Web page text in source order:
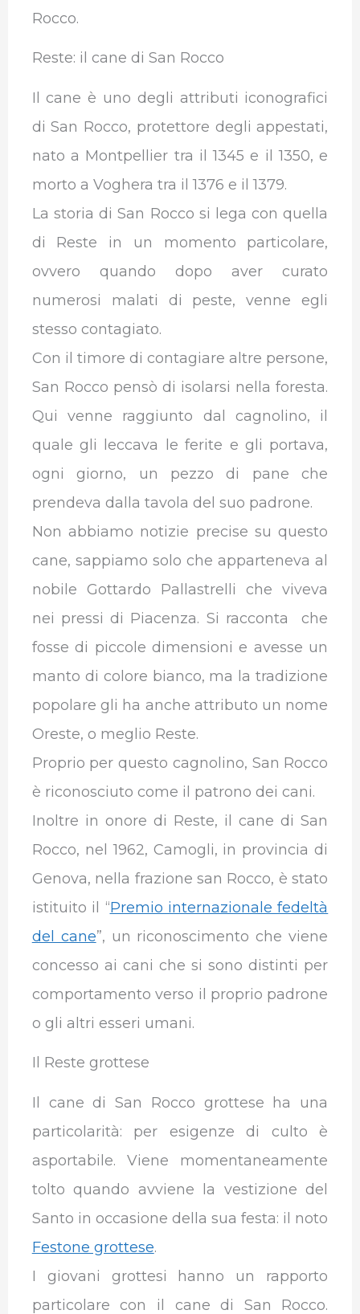
Rocco.
Reste: il cane di San Rocco
Il cane è uno degli attributi iconografici
di San Rocco, protettore degli appestati,
nato a Montpellier tra il 1345 e il 1350, e
morto a Voghera tra il 1376 e il 1379.
La storia di San Rocco si lega con quella
di Reste in un momento particolare,
ovvero quando dopo aver curato
numerosi malati di peste, venne egli
stesso contagiato.
Con il timore di contagiare altre persone,
San Rocco pensò di isolarsi nella foresta.
Qui venne raggiunto dal cagnolino, il
quale gli leccava le ferite e gli portava,
ogni giorno, un pezzo di pane che
prendeva dalla tavola del suo padrone.
Non abbiamo notizie precise su questo
cane, sappiamo solo che apparteneva al
nobile Gottardo Pallastrelli che viveva
nei pressi di Piacenza. Si racconta che
fosse di piccole dimensioni e avesse un
manto di colore bianco, ma la tradizione
popolare gli ha anche attributo un nome
Oreste, o meglio Reste.
Proprio per questo cagnolino, San Rocco
è riconosciuto come il patrono dei cani.
Inoltre in onore di Reste, il cane di San
Rocco, nel 1962, Camogli, in provincia di
Genova, nella frazione san Rocco, è stato
istituito il “Premio internazionale fedeltà
del cane”, un riconoscimento che viene
concesso ai cani che si sono distinti per
comportamento verso il proprio padrone
o gli altri esseri umani.
Il Reste grottese
Il cane di San Rocco grottese ha una
particolarità: per esigenze di culto è
asportabile. Viene momentaneamente
tolto quando avviene la vestizione del
Santo in occasione della sua festa: il noto
Festone grottese.
I giovani grottesi hanno un rapporto
particolare con il cane di San Rocco.